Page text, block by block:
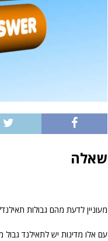
שאלה
מעוניין לדעת מהם גבולות
עם אלו מדינות יש לתאילנד